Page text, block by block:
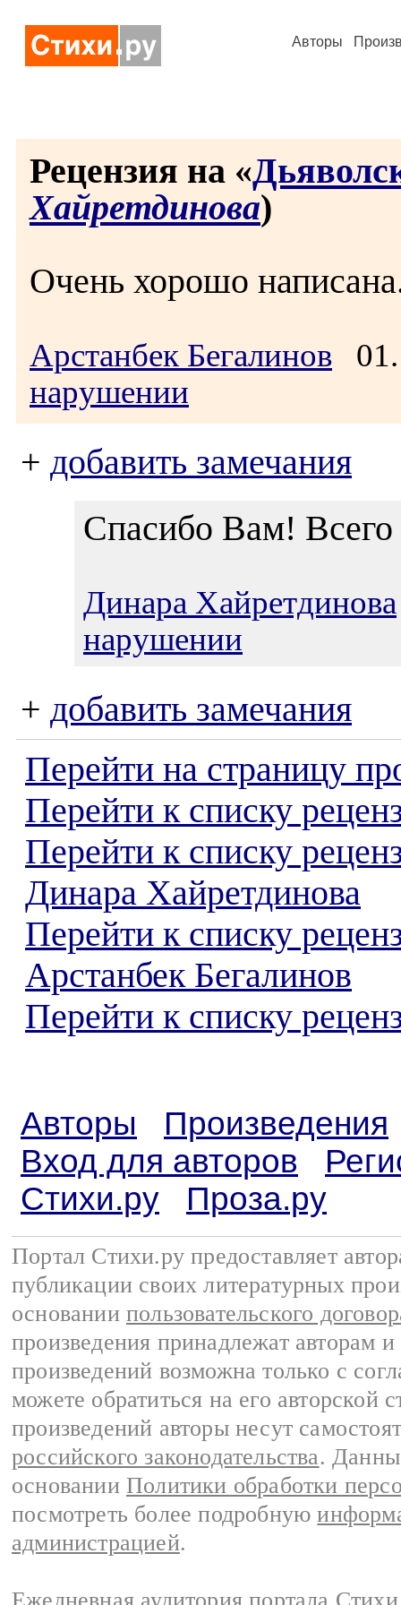
Авторы
Рецензия на «
Хайретдинова)
Очень хорошо
Арстанбек Бегалинов
нарушении
+ добавить замечания
Спасибо Вам!
Динара Хайретдинова
нарушении
+ добавить замечания
Перейти на страницу
Перейти к списку
Перейти к списку
Динара Хайретдинова
Перейти к списку
Арстанбек Бегалинов
Перейти к списку
Авторы
Произведения
Вход для авторов
Стихи.ру
Проза.ру
Портал Стихи.ру предоставляет
публикации своих литературных
основании пользовательского
произведения принадлежат авторам
произведений возможна только с
можете обратиться на его авторской
произведений авторы несут
российского законодательства.
основании Политики обработки
посмотреть более подробную
администрацией.
Ежедневная аудитория портала